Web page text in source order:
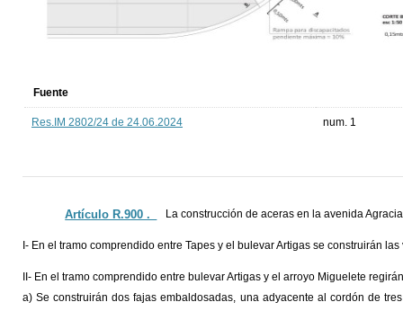
Fuente
Res.IM 2802/24 de 24.06.2024 num. 1
Artículo R.900 ._ La construcción de aceras en la avenida
I- En el tramo comprendido entre Tapes y el bulevar Artigas se construirán
II- En el tramo comprendido entre bulevar Artigas y el arroyo Miguelete
a) Se construirán dos fajas embaldosadas, una adyacente al cordón de